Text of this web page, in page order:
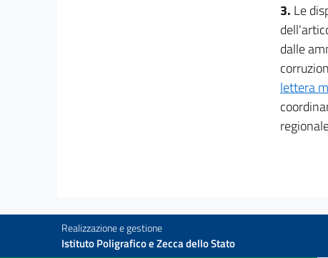
39
40
3. Le
dalle
lettera
Realizzazione e gestione
Istituto Poligrafico e Zecca dello Stato